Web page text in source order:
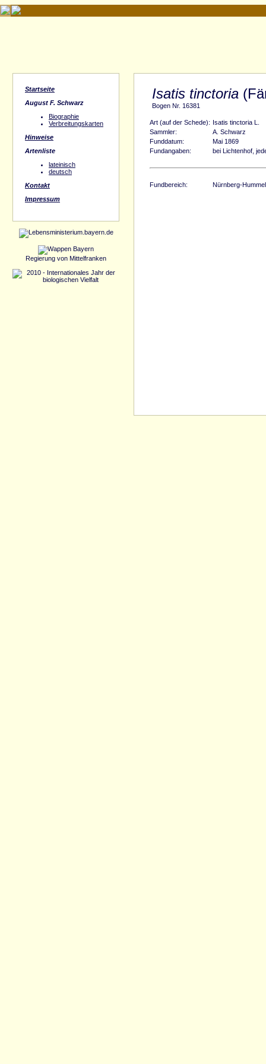
Startseite
August F. Schwarz
Biographie
Verbreitungskarten
Hinweise
Artenliste
lateinisch
deutsch
Kontakt
Impressum
Regierung von Mittelfranken
Isatis tinctoria
Bogen Nr. 16381
Art (auf der Schede): Isatis tinctoria L.
Sammler:
A. Schwarz
Funddatum:
Mai 1869
Fundangaben:
bei Lichtenhof,
Fundbereich: Nürnberg-